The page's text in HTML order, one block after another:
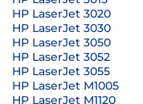
HP LaserJet 3020
HP LaserJet 3030
HP LaserJet 3050
HP LaserJet 3052
HP LaserJet 3055
HP LaserJet M1005
HP LaserJet M1120